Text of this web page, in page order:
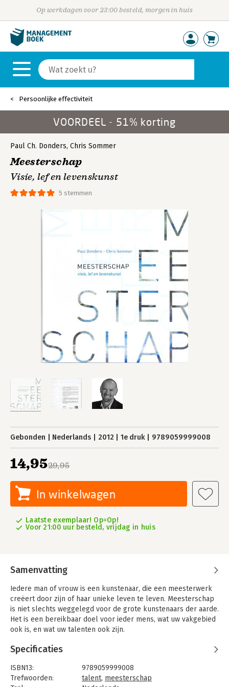
Op werkdagen voor 23:00 besteld, morgen in huis
Persoonlijke effectiviteit
VOORDEEL - 51% korting
5 stemmen
Paul Ch. Donders, Chris Sommer
Meesterschap
Visie, lef en levenskunst
Gebonden Nederlands 2012 1e druk 9789059999008
29,95
14,95
In winkelwagen
Laatste exemplaar! Op=Op!
Voor 21:00 uur besteld, vrijdag in huis
Samenvatting
Iedere man of vrouw is een kunstenaar, die een meesterwerk
creëert door zijn of haar unieke leven te leven. Meesterschap
is niet slechts weggelegd voor de grote kunstenaars der aarde.
Het is een bereikbaar doel voor ieder mens, wat uw vakgebied
ook is, en wat uw talenten ook zijn.
De vrienden Paul Donders en Chris Sommer nemen u vanuit
hun eigen vakgebied mee op reis door de geschiedenis van het
meesterschap, langs gilden en tribes. En ze laten zien hoe u
meesterlijk kunt leven en kunt uitgroeien tot een meester in
Specificaties
ISBN13:
9789059999008
Trefwoorden:
talent, meesterschap